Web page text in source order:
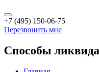
+7 (495) 150-06-75
Перезвонить мне
Способы